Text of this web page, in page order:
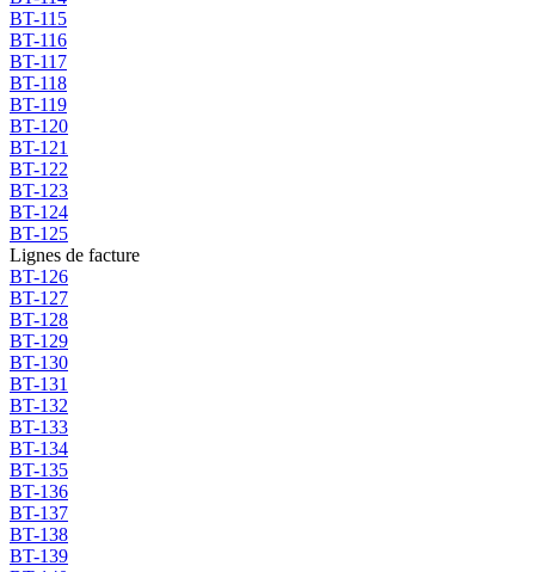
BT-115
BT-116
BT-117
BT-118
BT-119
BT-120
BT-121
BT-122
BT-123
BT-124
BT-125
Lignes de facture
BT-126
BT-127
BT-128
BT-129
BT-130
BT-131
BT-132
BT-133
BT-134
BT-135
BT-136
BT-137
BT-138
BT-139